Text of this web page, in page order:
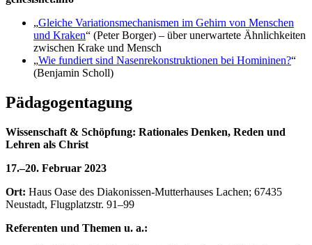
„Gleiche Variationsmechanismen im Gehirn von Menschen
und Kraken“ (Peter Borger) – über unerwartete Ähnlichkeiten
zwischen Krake und Mensch
„Wie fundiert sind Nasenrekonstruktionen bei Homininen?“
(Benjamin Scholl)
Pädagogentagung
Wissenschaft & Schöpfung: Rationales Denken, Reden und
Lehren als Christ
17.–20. Februar 2023
Ort: Haus Oase des Diakonissen-Mutterhauses Lachen; 67435
Neustadt, Flugplatzstr. 91–99
Referenten und Themen u. a.: